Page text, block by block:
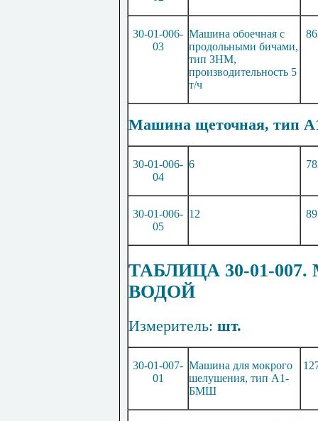
30-01-006-
03
Машина обоечная с
продольными бичами,
тип ЗНМ,
производительность 5
т/ч
86
Машина щеточная, тип
30-01-006-
04
6 78
30-01-006-
05
12 89
ТАБЛИЦА 30-01-
ВОДОЙ
Измеритель: шт.
30-01-007-
01
Машина для мокрого
шелушения, тип А1-
БМШ